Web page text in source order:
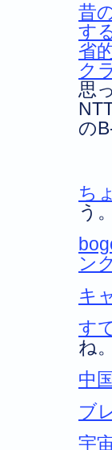
昔
す
省
ク
思
の
ち
う。
ン
キ
す
ね。
中
ブ
宇